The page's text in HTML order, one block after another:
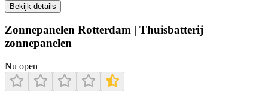
Bekijk details
Zonnepanelen Rotterdam | Thuisbatterij
zonnepanelen
Nu open